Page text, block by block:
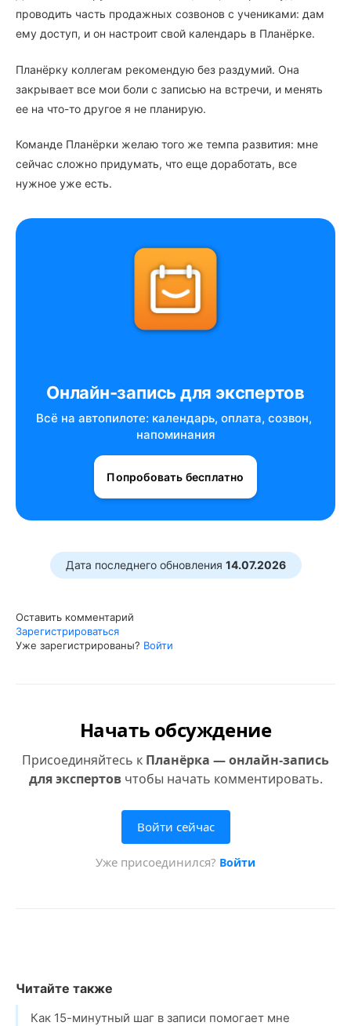
проводить часть продажных созвонов с учениками: дам
ему доступ, и он настроит свой календарь в Планёрке.
Планёрку коллегам рекомендую без раздумий. Она
закрывает все мои боли с записью на встречи, и менять
ее на что-то другое я не планирую.
Команде Планёрки желаю того же темпа развития: мне
сейчас сложно придумать, что еще доработать, все
нужное уже есть.
Онлайн-запись для экспертов
Всё на автопилоте: календарь, оплата, созвон,
напоминания
Попробовать бесплатно
Дата последнего обновления 14.07.2026
Оставить комментарий
Зарегистрироваться
Уже зарегистрированы? Войти
Читайте также
Как 15-минутный шаг в записи помогает мне